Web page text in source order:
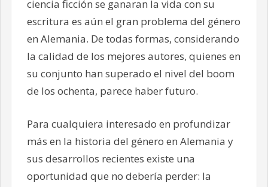
ciencia ficción se ganaran la vida con su
escritura es aún el gran problema del género
en Alemania. De todas formas, considerando
la calidad de los mejores autores, quienes en
su conjunto han superado el nivel del boom
de los ochenta, parece haber futuro.
Para cualquiera interesado en profundizar
más en la historia del género en Alemania y
sus desarrollos recientes existe una
oportunidad que no debería perder: la